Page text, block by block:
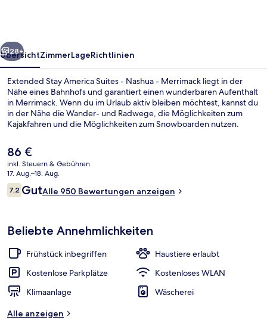
-
Merrimack
Weiter
28+
ÜbersichtZimmerLageRichtlinien
Extended Stay America Suites - Nashua - Merrimack liegt in der
Nähe eines Bahnhofs und garantiert einen wunderbaren Aufenthalt
in Merrimack. Wenn du im Urlaub aktiv bleiben möchtest, kannst du
in der Nähe die Wander- und Radwege, die Möglichkeiten zum
Kajakfahren und die Möglichkeiten zum Snowboarden nutzen.
ohne Service und täglich von 06:00 Uhr bis 09:30 Uhr ein Frühstück
zum Mitnehmen. Andere Reisende mögen das hilfsbereite Personal
und den allgemeinen Zustand der Unterkunft.
Der
aktuelle
Preis
beträgt
86 €.
86 €
inkl. Steuern & Gebühren
17. Aug.–18. Aug.
Bewertungen
7,27,2 von 10.
GutAlle 950 Bewertungen anzeigen
Beliebte Annehmlichkeiten
Frühstück inbegriffen
Haustiere erlaubt
Kostenlose Parkplätze
Kostenloses WLAN
Klimaanlage
Wäscherei
Alle anzeigen